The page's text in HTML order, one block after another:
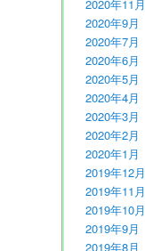
2020年11月
2020年9月
2020年7月
2020年6月
2020年5月
2020年4月
2020年3月
2020年2月
2020年1月
2019年12月
2019年11月
2019年10月
2019年9月
2019年8月